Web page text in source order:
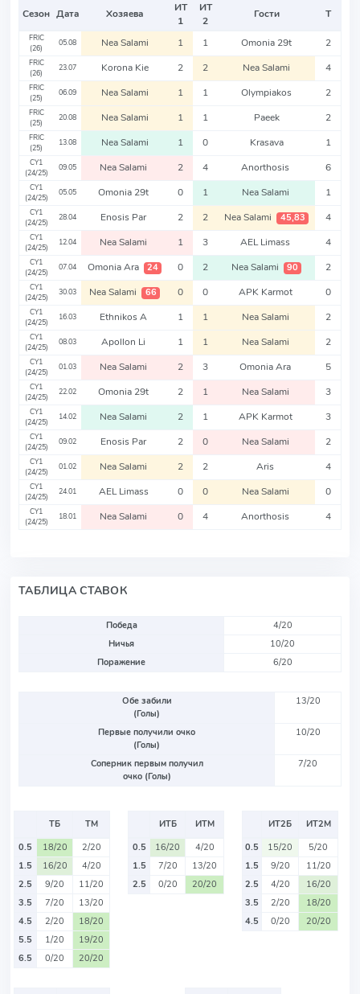
Сезон Дата Хозяева
ИТ
1
ИТ
2
Гости Т
FRIC
(26)
05.08 Nea Salami 1 1 Omonia 29t 2
FRIC
(26)
23.07 Korona Kie 2 2 Nea Salami 4
FRIC
(25)
06.09 Nea Salami 1 1 Olympiakos 2
FRIC
(25)
20.08 Nea Salami 1 1 Paeek 2
FRIC
(25)
13.08 Nea Salami 1 0 Krasava 1
CY1
(24/25)
09.05 Nea Salami 2 4 Anorthosis 6
CY1
(24/25)
05.05 Omonia 29t 0 1 Nea Salami 1
CY1
(24/25)
28.04 Enosis Par 2 2 Nea Salami 45,83 4
CY1
(24/25)
12.04 Nea Salami 1 3 AEL Limass 4
CY1
(24/25)
07.04 Omonia Ara 24 0 2 Nea Salami 90 2
CY1
(24/25)
30.03 Nea Salami 66 0 0 APK Karmot 0
CY1
(24/25)
16.03 Ethnikos A 1 1 Nea Salami 2
CY1
(24/25)
08.03 Apollon Li 1 1 Nea Salami 2
CY1
(24/25)
01.03 Nea Salami 2 3 Omonia Ara 5
CY1
(24/25)
22.02 Omonia 29t 2 1 Nea Salami 3
CY1
(24/25)
14.02 Nea Salami 2 1 APK Karmot 3
CY1
(24/25)
09.02 Enosis Par 2 0 Nea Salami 2
CY1
(24/25)
01.02 Nea Salami 2 2 Aris 4
CY1
(24/25)
24.01 AEL Limass 0 0 Nea Salami 0
CY1
(24/25)
18.01 Nea Salami 0 4 Anorthosis 4
ТАБЛИЦА СТАВОК
Победа
4/20
Ничья
10/20
Поражение
6/20
Обе забили
(Голы)
13/20
Первые получили очко
(Голы)
10/20
Соперник первым получил
очко (Голы)
7/20
ТБ
ТМ
0.5
18/20
2/20
1.5
16/20
4/20
2.5
9/20
11/20
3.5
7/20
13/20
4.5
2/20
18/20
5.5
1/20
19/20
6.5
0/20 20/20
ИТБ
ИТМ
0.5
16/20
4/20
1.5
7/20
13/20
2.5
0/20 20/20
ИТ2Б
ИТ2М
0.5
15/20
5/20
1.5
9/20
11/20
2.5
4/20
16/20
3.5
2/20
18/20
4.5
0/20 20/20